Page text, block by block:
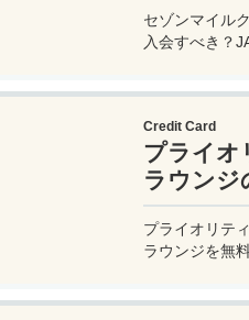
セゾンマイル
入会すべき？
Credit Card
プライオ
ラウンジ
プライオリテ
ラウンジを無